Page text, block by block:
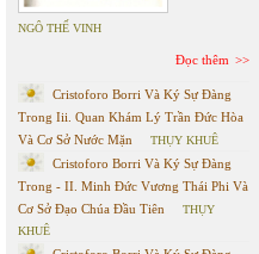
NGÔ THẾ VINH
Đọc thêm
Cristoforo Borri Và Ký Sự Đàng
Trong Iii. Quan Khám Lý Trần Đức Hòa
Và Cơ Sở Nước Mặn
THỤY KHUÊ
Cristoforo Borri Và Ký Sự Đàng
Trong - II. Minh Đức Vương Thái Phi Và
Cơ Sở Đạo Chúa Đầu Tiên
THỤY
KHUÊ